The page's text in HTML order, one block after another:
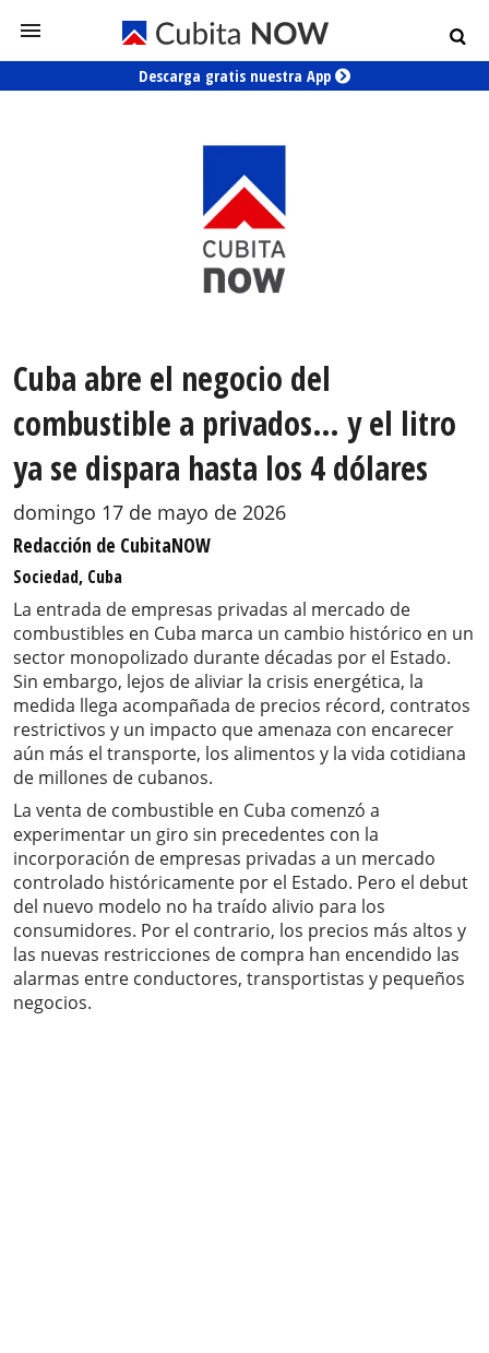
Descarga gratis nuestra App
Cuba abre el negocio del
combustible a privados… y el litro
ya se dispara hasta los 4 dólares
domingo 17 de mayo de 2026
Redacción de CubitaNOW
Sociedad, Cuba
La entrada de empresas privadas al mercado de
combustibles en Cuba marca un cambio histórico en un
sector monopolizado durante décadas por el Estado.
Sin embargo, lejos de aliviar la crisis energética, la
medida llega acompañada de precios récord, contratos
restrictivos y un impacto que amenaza con encarecer
aún más el transporte, los alimentos y la vida cotidiana
de millones de cubanos.
La venta de combustible en Cuba comenzó a
experimentar un giro sin precedentes con la
incorporación de empresas privadas a un mercado
controlado históricamente por el Estado. Pero el debut
del nuevo modelo no ha traído alivio para los
consumidores. Por el contrario, los precios más altos y
las nuevas restricciones de compra han encendido las
alarmas entre conductores, transportistas y pequeños
negocios.